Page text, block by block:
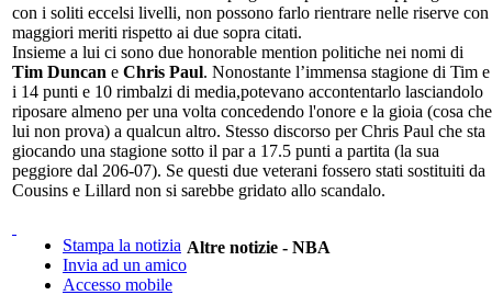
con i soliti eccelsi livelli, non possono farlo rientrare nelle riserve con
maggiori meriti rispetto ai due sopra citati.
Insieme a lui ci sono due honorable mention politiche nei nomi di
Tim Duncan e Chris Paul. Nonostante l’immensa stagione di Tim e
i 14 punti e 10 rimbalzi di media,potevano accontentarlo lasciandolo
riposare almeno per una volta concedendo l'onore e la gioia (cosa che
lui non prova) a qualcun altro. Stesso discorso per Chris Paul che sta
giocando una stagione sotto il par a 17.5 punti a partita (la sua
peggiore dal 206-07). Se questi due veterani fossero stati sostituiti da
Cousins e Lillard non si sarebbe gridato allo scandalo.
Stampa la notizia
Invia ad un amico
Accesso mobile
Altre notizie - NBA